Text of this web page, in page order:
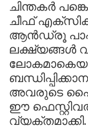
ചിന്തകര്‍
ചീഫ്
ആന്‍ഡ്രൂ
ലക്ഷ്യങ്ങള്‍
അവരുടെ
ഈ
വ്യക്തമാക്കി.